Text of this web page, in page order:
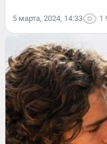
5 марта, 2024, 14:33 1